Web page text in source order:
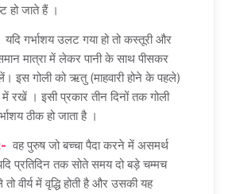
हो जाते हैं ।
यदि गर्भाशय उलट गया हो तो कस्तूरी और
मात्रा में लेकर पानी के साथ पीसकर
इस गोली को ऋतु (माहवारी होने के पहले)
रखें । इसी प्रकार तीन दिनों तक गोली
ठीक हो जाता है ।
वह पुरुष जो बच्चा पैदा करने में असमर्थ
प्रतिदिन तक सोते समय दो बड़े चम्मच
तो वीर्य में वृद्धि होती है और उसकी यह